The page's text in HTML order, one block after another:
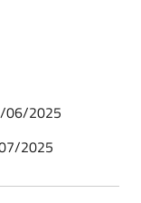
06/2025
2025